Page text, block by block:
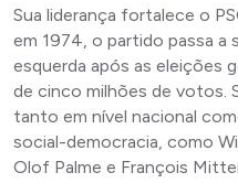
Sua liderança fortalece o
em 1974, o partido passa a
esquerda após as eleições
de cinco milhões de votos.
tanto em nível nacional
social-democracia, como
Olof Palme e François